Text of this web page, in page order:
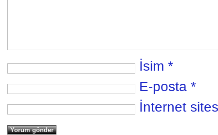
İsim *
E-posta *
İnternet